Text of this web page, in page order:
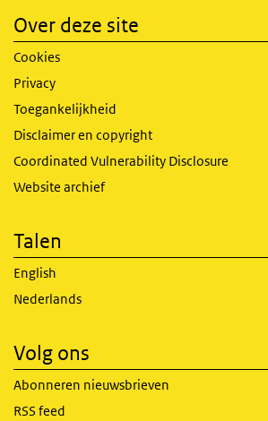
Over deze site
Cookies
Privacy
Toegankelijkheid
Disclaimer en copyright
Coordinated Vulnerability Disclosure
Website archief
Talen
English
Nederlands
Volg ons
Abonneren nieuwsbrieven
RSS feed